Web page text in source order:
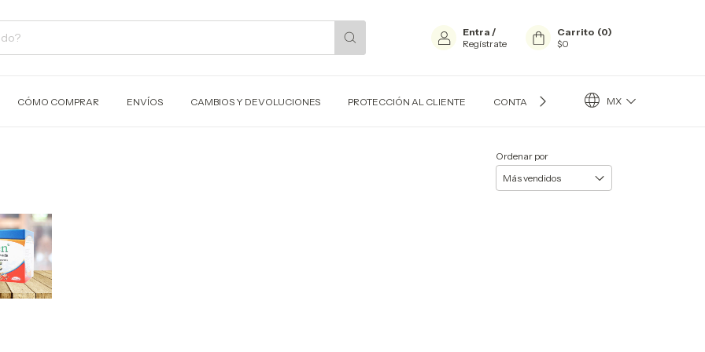
Entra /
Regístrate
Carrito (0)
$0
CÓMO COMPRAR ENVÍOS CAMBIOS Y DEVOLUCIONES PROTECCIÓN AL CLIENTE CONTACTO BLOG MX
Ordenar por